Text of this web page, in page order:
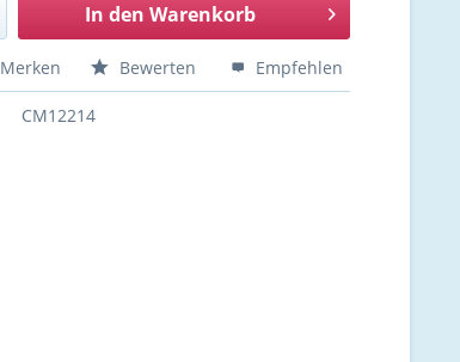
In den Warenkorb
Merken Bewerten Empfehlen
CM12214